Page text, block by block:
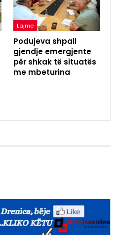
Lajme
Podujeva shpall
gjendje emergjente
për shkak të situatës
me mbeturina